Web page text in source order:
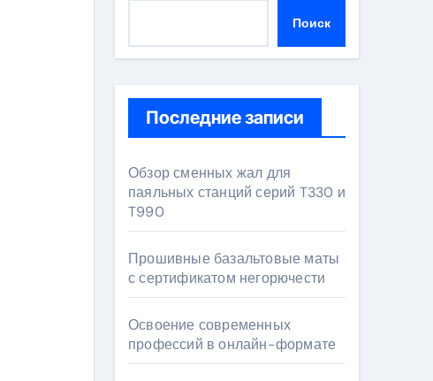
Поиск
Последние записи
Обзор сменных жал для
паяльных станций серий T330 и
T990
Прошивные базальтовые маты
с сертификатом негорючести
Освоение современных
профессий в онлайн-формате